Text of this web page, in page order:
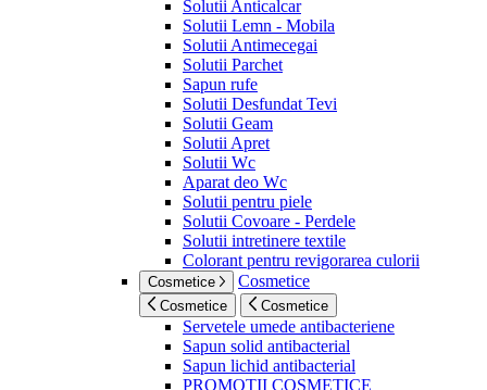
Solutii Anticalcar
Solutii Lemn - Mobila
Solutii Antimecegai
Solutii Parchet
Sapun rufe
Solutii Desfundat Tevi
Solutii Geam
Solutii Apret
Solutii Wc
Aparat deo Wc
Solutii pentru piele
Solutii Covoare - Perdele
Solutii intretinere textile
Colorant pentru revigorarea culorii
Cosmetice Cosmetice
Cosmetice Cosmetice
Servetele umede antibacteriene
Sapun solid antibacterial
Sapun lichid antibacterial
PROMOTII COSMETICE